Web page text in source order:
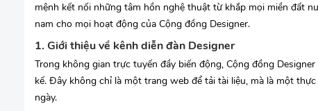
mệnh kết nối những tâm hồn nghệ thuật từ khắp mọi miền đất
nam cho mọi hoạt động của Cộng đồng Designer.
1. Giới thiệu về kênh diễn đàn Designer
Trong không gian trực tuyến đầy biến động, Cộng đồng
kế. Đây không chỉ là một trang web để tải tài liệu, mà là một
ngày.